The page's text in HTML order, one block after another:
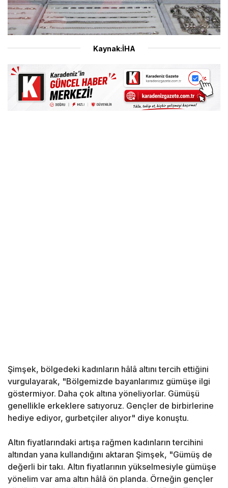
Kaynak:İHA
Şimşek, bölgedeki kadınların hâlâ altını tercih ettiğini
vurgulayarak, "Bölgemizde bayanlarımız gümüşe ilgi
göstermiyor. Daha çok altına yöneliyorlar. Gümüşü
genellikle erkeklere satıyoruz. Gençler de birbirlerine
hediye ediyor, gurbetçiler alıyor" diye konuştu.
Altın fiyatlarındaki artışa rağmen kadınların tercihini
altından yana kullandığını aktaran Şimşek, "Gümüş de
değerli bir takı. Altın fiyatlarının yükselmesiyle gümüşe
yönelim var ama altın hâlâ ön planda. Örneğin gençler